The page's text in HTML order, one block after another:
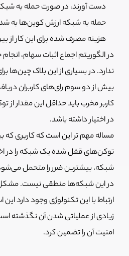
دست آورند، در صورت حمله به
حمله به شبکه ارزش کوین‌ها به
هزینه مصرف شده برای این کار از
ندارد. در بسیاری از این بلاک چین‌ها
بیش از دو سوم رای‌های کاربران
کاربر مخرب باید حداقل این مقدار
در اختیار داشته باشد.
توکن‌های قفل شده یک شبکه را در
شبکه، بیشترین ضرر را متحمل می‌شود.
در این شبکه‌ها منطقی نیست. مشکل
ارتباط با این تکنولوژی وجود دارد
زیادی از عملیاتی شدن آن نگذشته
امنیت آن را تضمین کرد.